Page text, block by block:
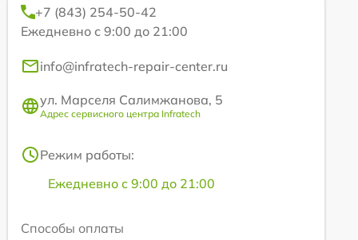
+7 (843) 254-50-42
Ежедневно с 9:00 до 21:00
info@infratech-repair-center.ru
ул. Марселя Салимжанова, 5
Адрес сервисного центра Infratech
Режим работы:
Ежедневно с 9:00 до 21:00
Способы оплаты